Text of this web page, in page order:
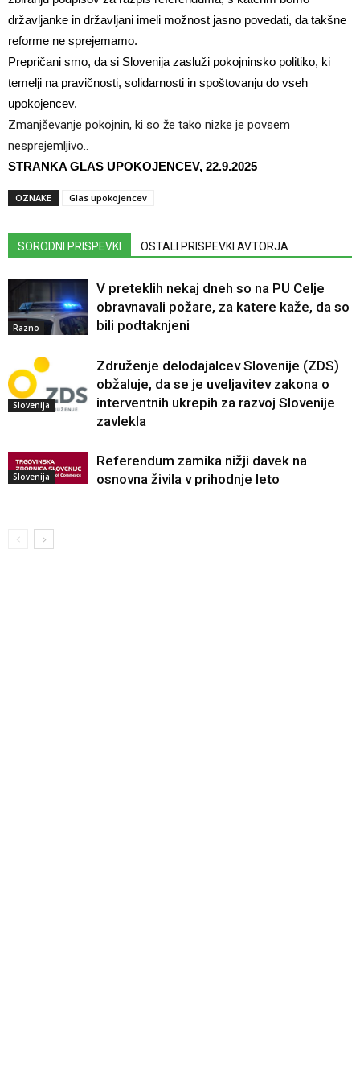
državljanke in državljani imeli možnost jasno povedati, da takšne
reforme ne sprejemamo.
Prepričani smo, da si Slovenija zasluži pokojninsko politiko, ki
temelji na pravičnosti, solidarnosti in spoštovanju do vseh
upokojencev.
Zmanjševanje pokojnin, ki so že tako nizke je povsem
nesprejemljivo..
STRANKA GLAS UPOKOJENCEV, 22.9.2025
OZNAKE Glas upokojencev
SORODNI PRISPEVKI OSTALI PRISPEVKI AVTORJA
Razno
V preteklih nekaj dneh so na PU Celje
obravnavali požare, za katere kaže, da so
bili podtaknjeni
Slovenija
Združenje delodajalcev Slovenije (ZDS)
obžaluje, da se je uveljavitev zakona o
interventnih ukrepih za razvoj Slovenije
zavlekla
Slovenija
Referendum zamika nižji davek na
osnovna živila v prihodnje leto